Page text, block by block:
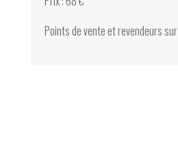
Points de vente et revendeurs sur